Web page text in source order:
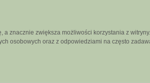
znacznie zwiększa możliwości korzystania z
osobowych oraz z odpowiedziami na często